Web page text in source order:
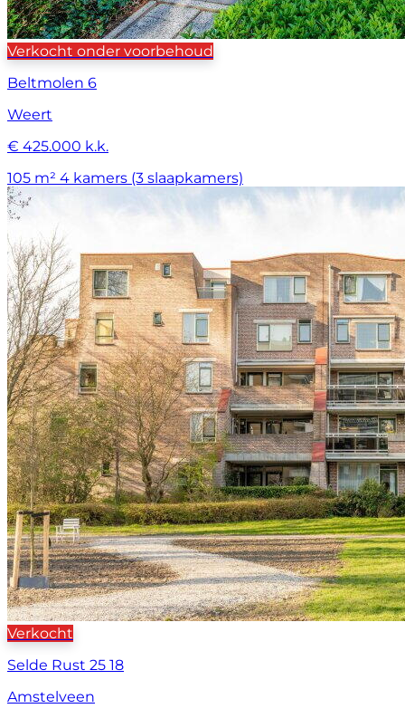
Verkocht onder voorbehoud
Beltmolen 6
Weert
€ 425.000 k.k.
105 m² 4 kamers (3 slaapkamers)
Verkocht
Selde Rust 25 18
Amstelveen